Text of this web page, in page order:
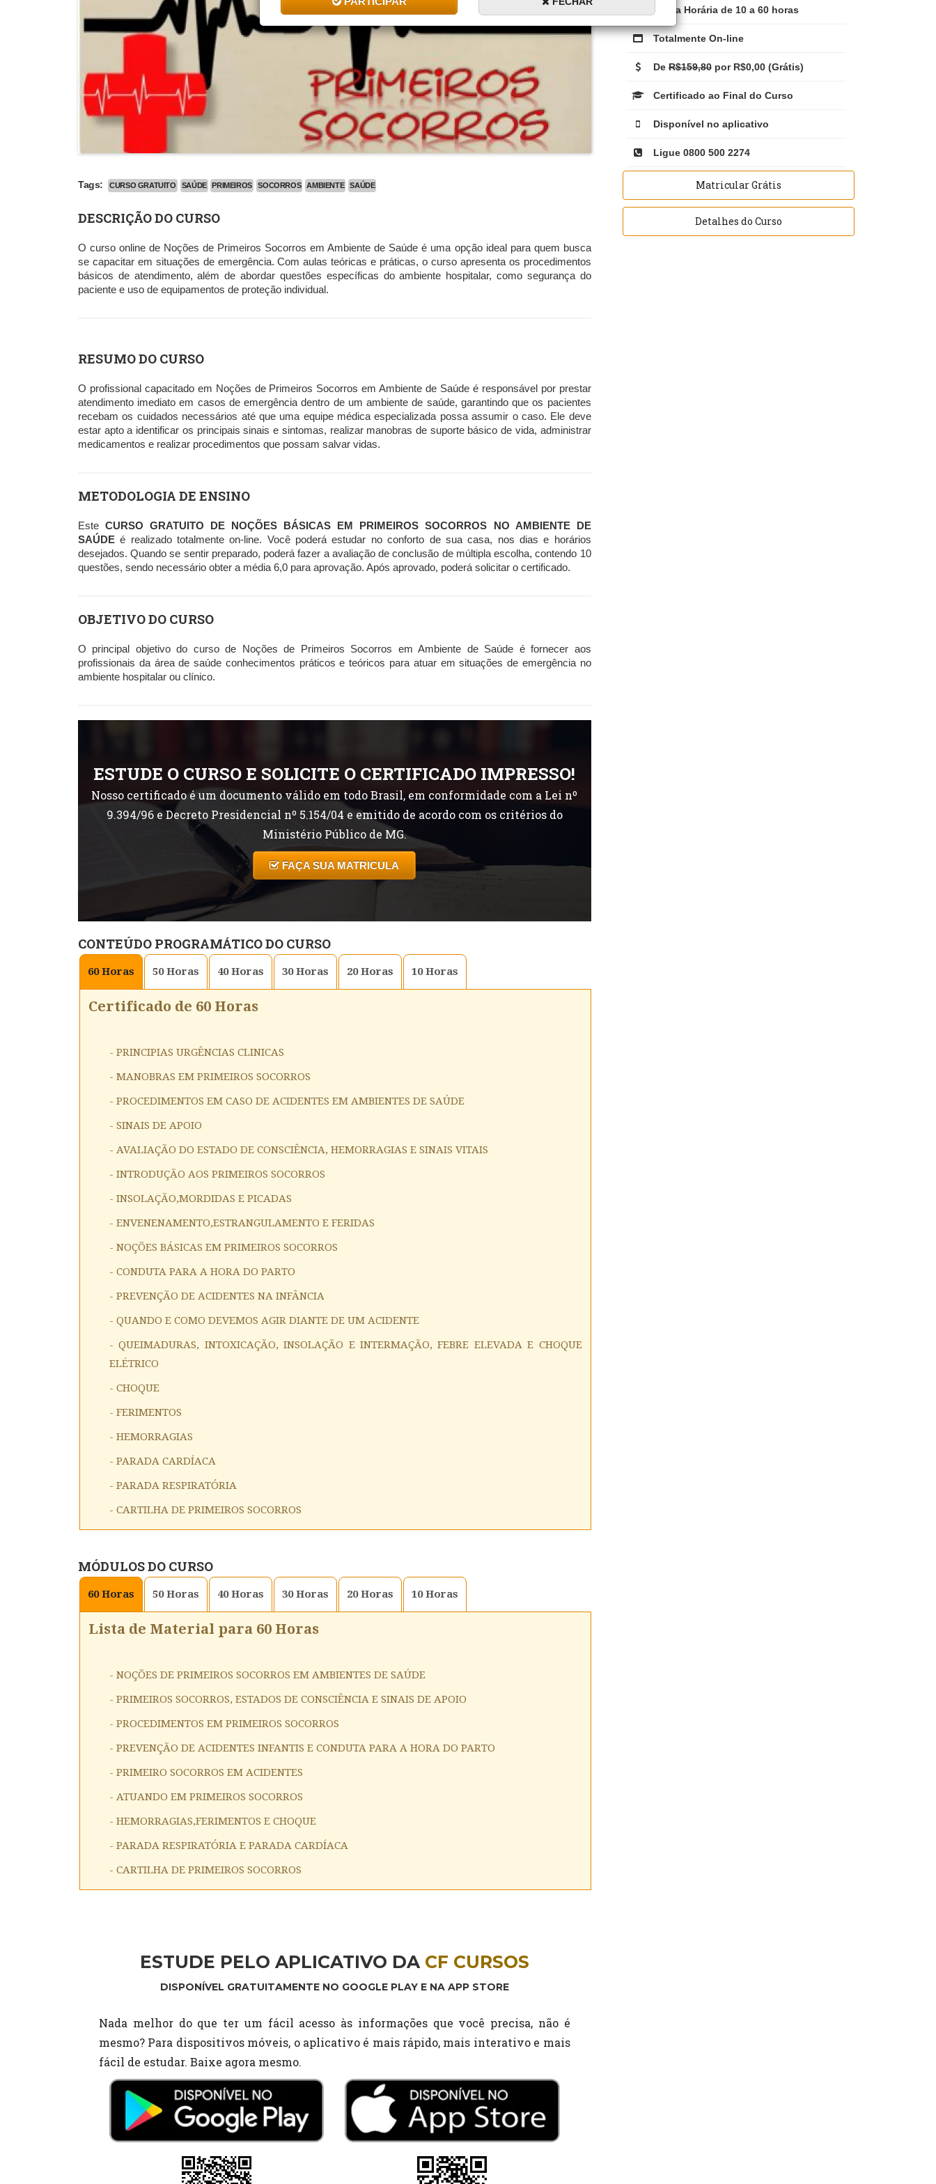
Tags: CURSO GRATUITO SAÚDE PRIMEIROS SOCORROS AMBIENTE SAÚDE
DESCRIÇÃO DO CURSO
O curso online de Noções de Primeiros Socorros em Ambiente de Saúde é uma opção ideal para quem busca
se capacitar em situações de emergência. Com aulas teóricas e práticas, o curso apresenta os procedimentos
básicos de atendimento, além de abordar questões específicas do ambiente hospitalar, como segurança do
paciente e uso de equipamentos de proteção individual.
RESUMO DO CURSO
O profissional capacitado em Noções de Primeiros Socorros em Ambiente de Saúde é responsável por prestar
atendimento imediato em casos de emergência dentro de um ambiente de saúde, garantindo que os pacientes
recebam os cuidados necessários até que uma equipe médica especializada possa assumir o caso. Ele deve
estar apto a identificar os principais sinais e sintomas, realizar manobras de suporte básico de vida, administrar
medicamentos e realizar procedimentos que possam salvar vidas.
METODOLOGIA DE ENSINO
EsteCURSO GRATUITO DE NOÇÕES BÁSICAS EM PRIMEIROS SOCORROS NO AMBIENTE DE
SAÚDE é realizado totalmente on-line. Você poderá estudar no conforto de sua casa, nos dias e horários
desejados. Quando se sentir preparado, poderá fazer a avaliação de conclusão de múltipla escolha, contendo 10
questões, sendo necessário obter a média 6,0 para aprovação. Após aprovado, poderá solicitar o certificado.
OBJETIVO DO CURSO
O principal objetivo do curso de Noções de Primeiros Socorros em Ambiente de Saúde é fornecer aos
profissionais da área de saúde conhecimentos práticos e teóricos para atuar em situações de emergência no
ambiente hospitalar ou clínico.
ESTUDE O CURSO E SOLICITE O CERTIFICADO IMPRESSO!
Nosso certificado é um documento válido em todo Brasil, em conformidade com a Lei nº
9.394/96 e Decreto Presidencial nº 5.154/04 e emitido de acordo com os critérios do
Ministério Público de MG.
FAÇA SUA MATRICULA
CONTEÚDO PROGRAMÁTICO DO CURSO
60Horas 50Horas 40Horas 30Horas 20Horas 10Horas
Certificado de 60 Horas
- PRINCIPIAS URGÊNCIAS CLINICAS
- MANOBRAS EM PRIMEIROS SOCORROS
- PROCEDIMENTOS EM CASO DE ACIDENTES EM AMBIENTES DE SAÚDE
- SINAIS DE APOIO
- AVALIAÇÃO DO ESTADO DE CONSCIÊNCIA, HEMORRAGIAS E SINAIS VITAIS
- INTRODUÇÃO AOS PRIMEIROS SOCORROS
- INSOLAÇÃO,MORDIDAS E PICADAS
- ENVENENAMENTO,ESTRANGULAMENTO E FERIDAS
- NOÇÕES BÁSICAS EM PRIMEIROS SOCORROS
- CONDUTA PARA A HORA DO PARTO
- PREVENÇÃO DE ACIDENTES NA INFÂNCIA
- QUANDO E COMO DEVEMOS AGIR DIANTE DE UM ACIDENTE
- QUEIMADURAS, INTOXICAÇÃO, INSOLAÇÃO E INTERMAÇÃO, FEBRE ELEVADA E CHOQUE
ELÉTRICO
- CHOQUE
- FERIMENTOS
- HEMORRAGIAS
- PARADA CARDÍACA
- PARADA RESPIRATÓRIA
- CARTILHA DE PRIMEIROS SOCORROS
MÓDULOS DO CURSO
60Horas 50Horas 40Horas 30Horas 20Horas 10Horas
Lista de Material para 60 Horas
- NOÇÕES DE PRIMEIROS SOCORROS EM AMBIENTES DE SAÚDE
- PRIMEIROS SOCORROS, ESTADOS DE CONSCIÊNCIA E SINAIS DE APOIO
- PROCEDIMENTOS EM PRIMEIROS SOCORROS
- PREVENÇÃO DE ACIDENTES INFANTIS E CONDUTA PARA A HORA DO PARTO
- PRIMEIRO SOCORROS EM ACIDENTES
- ATUANDO EM PRIMEIROS SOCORROS
- HEMORRAGIAS,FERIMENTOS E CHOQUE
- PARADA RESPIRATÓRIA E PARADA CARDÍACA
- CARTILHA DE PRIMEIROS SOCORROS
ESTUDE PELO APLICATIVO DA CF CURSOS
DISPONÍVEL GRATUITAMENTE NO GOOGLE PLAY E NA APP STORE
Nada melhor do que ter um fácil acesso às informações que você precisa, não é
mesmo? Para dispositivos móveis, o aplicativo é mais rápido, mais interativo e mais
fácil de estudar. Baixe agora mesmo.
Carga Horária de 10 a 60 horas
Totalmente On-line
DeR$159,80por R$0,00 (Grátis)
Certificado ao Final do Curso
Disponível no aplicativo
Ligue 0800 500 2274
Matricular Grátis
Detalhes do Curso